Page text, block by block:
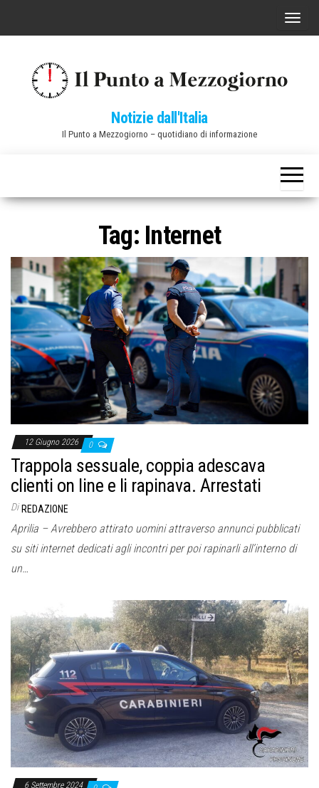
C
a
v
a
z
i
o
n
e
Notizie dall'Italia
Il Punto a Mezzogiorno – quotidiano di informazione
Tag: Internet
12 Giugno 2026 0
Trappola sessuale, coppia adescava
clienti on line e li rapinava. Arrestati
Di REDAZIONE
Aprilia – Avrebbero attirato uomini attraverso annunci pubblicati
su siti internet dedicati agli incontri per poi rapinarli all’interno di
un…
6 Settembre 2024